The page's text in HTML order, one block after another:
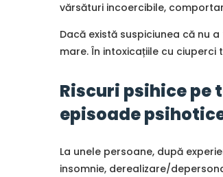
vărsături incoercibile,
Dacă există suspiciunea că nu
mare. În intoxicațiile cu ciuperci
Riscuri psihice pe
episoade
La unele persoane, după
insomnie, derealizare/